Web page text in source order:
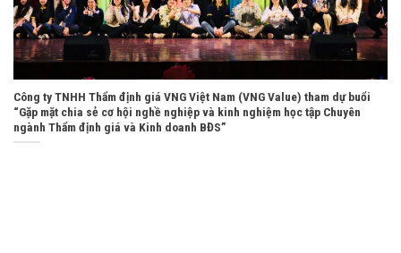
Công ty TNHH Thẩm định giá VNG Việt Nam (VNG Value) tham dự buổi
“Gặp mặt chia sẻ cơ hội nghề nghiệp và kinh nghiệm học tập Chuyên
ngành Thẩm định giá và Kinh doanh BĐS”